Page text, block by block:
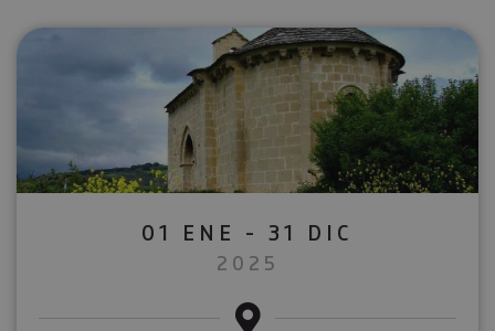
01 ENE - 31 DIC
2025